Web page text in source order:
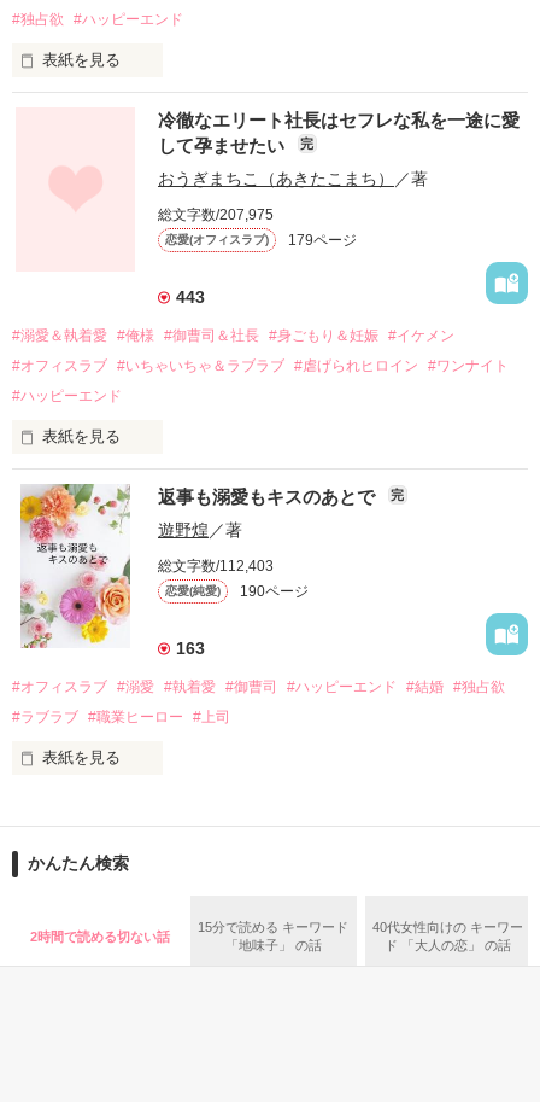
#独占欲
#ハッピーエンド
表紙を見る
幼なじみの哲平に淡い恋心を抱いていた美桜。
しかし、ある出来事をきっかけに二人の関係は壊れてしまう。
関係修復もできないまま、美桜は両親の離婚によって
引っ越すことになり、哲平とも離れ離れになった。
それから約十二年後。
過去の傷から、二度と会いたくないと思っていた哲平に
運命のような再会を果たす。
酔った勢いで一夜を共にしてしまった。
さらに、美桜が初めてだと知った哲平は
『責任をとる、結婚しよう』と真っ直ぐに告げてきた。
戸惑う美桜とは裏腹に、好きという気持ちを隠すことなく
甘やかしてくる。
そんなある日、哲平は美桜がストーカー被害に
遭っていることを知る。
美桜を守るため、哲平は同居を提案してきて――。
夏木美桜(なつきみお)
鳴海哲平 (なるみてっぺい)
2026.6.5～2026.7.25
＊以前、公開していた話の改稿版です＊
冷徹なエリート社長はセフレな私を一途に愛
して孕ませたい
完
おうぎまちこ（あきたこまち） ／著
総文字数/207,975
恋愛(オフィスラブ) 179ページ
443
#溺愛＆執着愛 #俺様 #御曹司＆社長 #身ごもり＆妊娠 #イケメン
#オフィスラブ #いちゃいちゃ＆ラブラブ #虐げられヒロイン
#ワンナイト
#ハッピーエンド
表紙を見る
おかしな噂を流されて前の職場でうまくいかなかった梅田美
桜は、海外で傷心旅行をしていたところ、日本人美青年と出会
い、酒の勢いもあり一夜限りの関係となる。
帰国後、美桜は新しい職場でワンナイトした美青年と再会。
なんと彼の正体は、とある財閥御曹司にも関わらず、一族を離
れて起業した新進気鋭の実業家、社内でも冷徹だと評判な社長
――御影恭司その人だったのだ――！
なぜか恭司から飼い猫の世話係を命じられた美桜は、猫の世
の関係となってしまい――？
返事も溺愛もキスのあとで 完
遊野煌 ／著
総文字数/112,403
恋愛(純愛) 190ページ
163
#オフィスラブ #溺愛 #執着愛 #御曹司 #ハッピーエンド #結婚 #独占欲
#ラブラブ #職業ヒーロー #上司
表紙を見る
ションの企画戦略室で働いている。
めた、同期で恋人の石垣守（26）がいるのだが、後輩の姫原由
守と由羅から『便利屋雛子』と馬鹿にされ、一人こっそり泣い
ていた雛子に、企画戦略室の上司である雪瀬鷹哉（29）が
かんたん検索
2時間で読める切ない話
15分で読める キーワード
「地味子」 の話
40代女性向けの キーワー
ド 「大人の恋」 の話